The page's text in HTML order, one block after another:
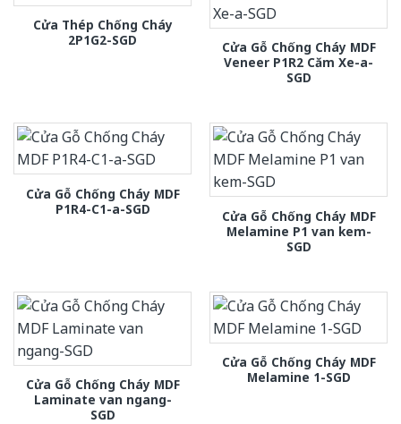
Cửa Thép Chống Cháy
2P1G2-SGD
Cửa Gỗ Chống Cháy MDF
Veneer P1R2 Căm Xe-a-
SGD
Cửa Gỗ Chống Cháy MDF
P1R4-C1-a-SGD
Cửa Gỗ Chống Cháy MDF
Melamine P1 van kem-
SGD
Cửa Gỗ Chống Cháy MDF
Laminate van ngang-
SGD
Cửa Gỗ Chống Cháy MDF
Melamine 1-SGD